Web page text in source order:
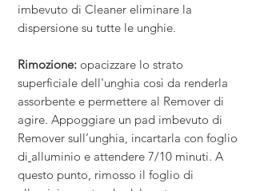
imbevuto di Cleaner eliminare la
dispersione su tutte le unghie.
Rimozione: opacizzare lo strato
superficiale dell'unghia così da renderla
assorbente e permettere al Remover di
agire. Appoggiare un pad imbevuto di
Remover sull’unghia, incartarla con foglio
di alluminio e attendere 7/10 minuti. A
questo punto, rimosso il foglio di